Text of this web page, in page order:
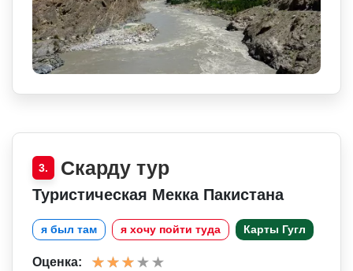
3. Скарду тур
Туристическая Мекка Пакистана
я был там я хочу пойти туда Карты Гугл
Оценка: